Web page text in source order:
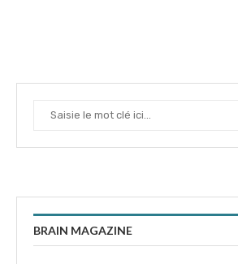
BRAIN MAGAZINE